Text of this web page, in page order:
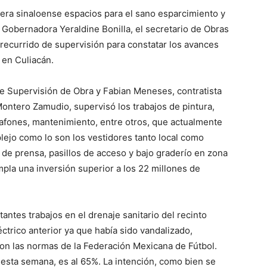
sinaloense espacios para el sano esparcimiento y
Yeraldine Bonilla, el secretario de Obras
de supervisión para constatar los avances
Culiacán.
de Obra y Fabian Meneses, contratista
Zamudio, supervisó los trabajos de pintura,
mantenimiento, entre otros, que actualmente
como lo son los vestidores tanto local como
prensa, pasillos de acceso y bajo graderío en zona
una inversión superior a los 22 millones de
trabajos en el drenaje sanitario del recinto
anterior ya que había sido vandalizado,
las normas de la Federación Mexicana de Fútbol.
semana, es al 65%. La intención, como bien se